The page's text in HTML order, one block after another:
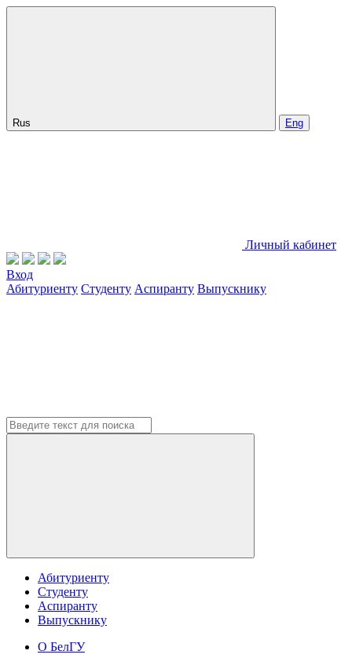
Rus Eng
Личный кабинет
Вход
Абитуриенту Студенту Аспиранту Выпускнику
Абитуриенту
Студенту
Аспиранту
Выпускнику
О БелГУ